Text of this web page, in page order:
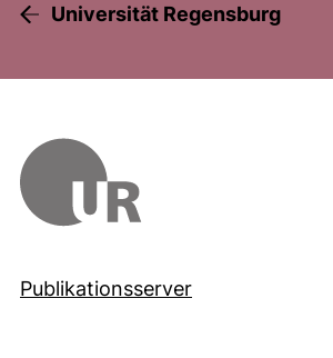
Universität Regensburg
Publikationsserver